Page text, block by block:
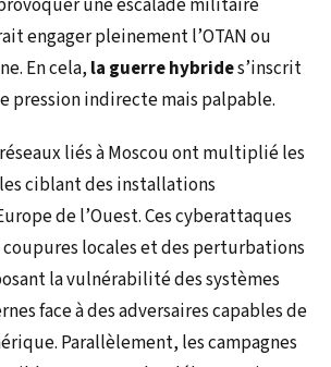
engager pleinement l’OTAN ou
En cela, la guerre hybrides’inscrit
pression indirecte mais palpable.
liés à Moscou ont multiplié les
ciblant des installations
de l’Ouest. Ces cyberattaques
locales et des perturbations
la vulnérabilité des systèmes
face à des adversaires capables de
Parallèlement, les campagnes